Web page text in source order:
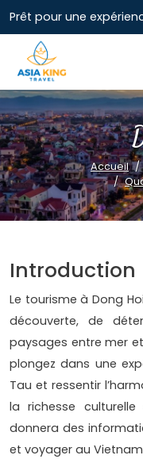
Prêt pour une
Accueil
Introduction
Le tourisme à Dong
découverte, de
paysages entre mer
plongez dans une
Tau et ressentir
la richesse
donnera des
et voyager au